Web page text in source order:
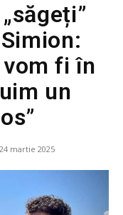
vom fi în
un
24 martie 2025